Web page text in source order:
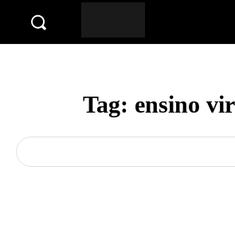
Tag: ensino